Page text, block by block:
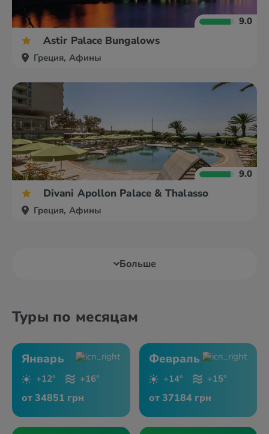
9.0
Astir Palace Bungalows
Греция, Афины
9.0
Divani Apollon Palace & Thalasso
Греция, Афины
Больше
Туры по месяцам
Январь
+12° +16°
от 34851 грн
Февраль
+14° +15°
от 37184 грн